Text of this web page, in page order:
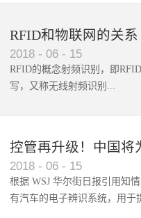
RFID和物联网的关系
2018 - 06 - 15
RFID的概念射频识别，即
写，又称无线射频识别...
控管再升级！中国将
架构辨识系统
2018 - 06 - 15
根据 WSJ 华尔街日报引用知
有汽车的电子辨识系统，用于